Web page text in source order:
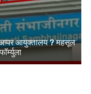
आयुक्तालय ? महसूल